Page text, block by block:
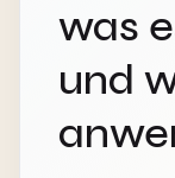
was
und